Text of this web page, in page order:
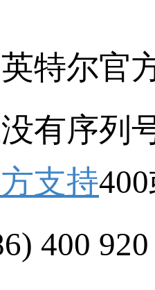
特尔官
有序列
支持
400